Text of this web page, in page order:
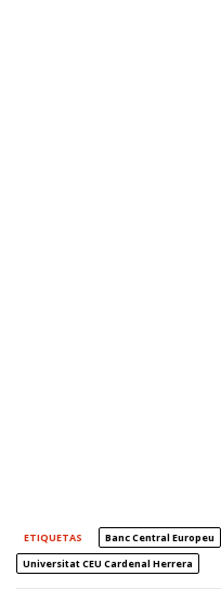
ETIQUETAS Banc Central Europeu
Universitat CEU Cardenal Herrera